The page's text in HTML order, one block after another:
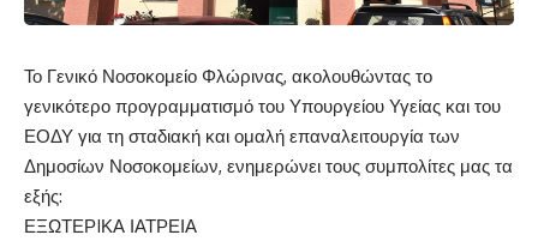
Το Γενικό Νοσοκομείο Φλώρινας, ακολουθώντας το
γενικότερο προγραμματισμό του Υπουργείου Υγείας και του
ΕΟΔΥ για τη σταδιακή και ομαλή επαναλειτουργία των
Δημοσίων Νοσοκομείων, ενημερώνει τους συμπολίτες μας τα
εξής:
ΕΞΩΤΕΡIΚΑ ΙΑΤΡΕΙΑ